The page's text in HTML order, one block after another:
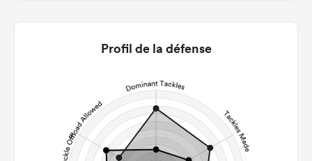
22m Conversion
Carries
Kicks
Profil de la défense